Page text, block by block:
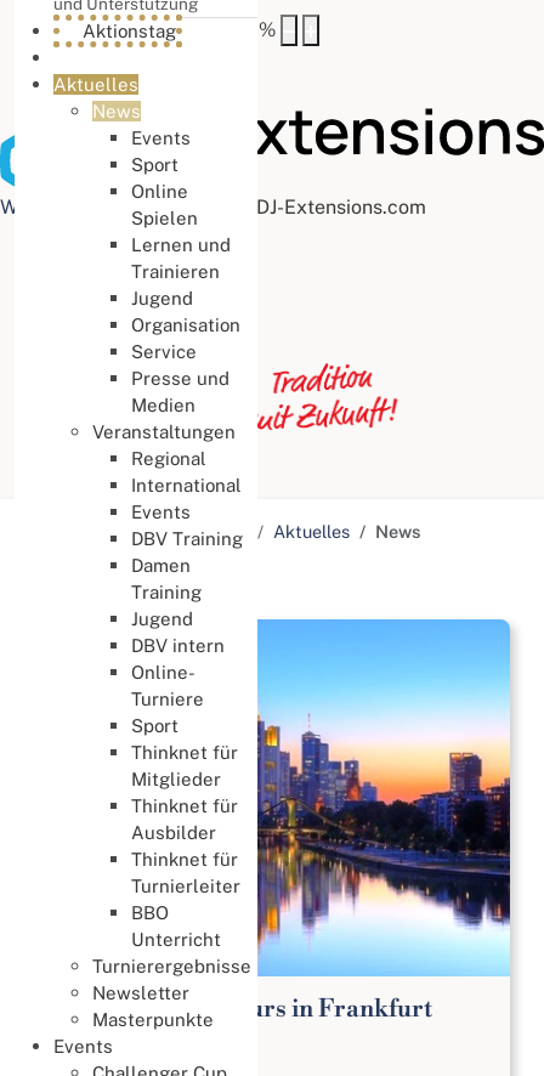
Buchstabenabstand
%
Web Accessibility plugin by DJ-Extensions.com
Aktionstag
Aktuelles
News
Events
Sport
Online
Spielen
Lernen und
Trainieren
Jugend
Organisation
Service
Presse und
Medien
Veranstaltungen
Regional
International
Events
DBV Training
Damen
Training
Jugend
DBV intern
Online-
Turniere
Sport
Thinknet für
Mitglieder
Thinknet für
Ausbilder
Thinknet für
Turnierleiter
BBO
Unterricht
Turnierergebnisse
Newsletter
Masterpunkte
Events
Aktuelle Seite: Startseite Aktuelles News
Bridge Anfängerkurs in Frankfurt
Lernen & Trainieren
02. August 2026